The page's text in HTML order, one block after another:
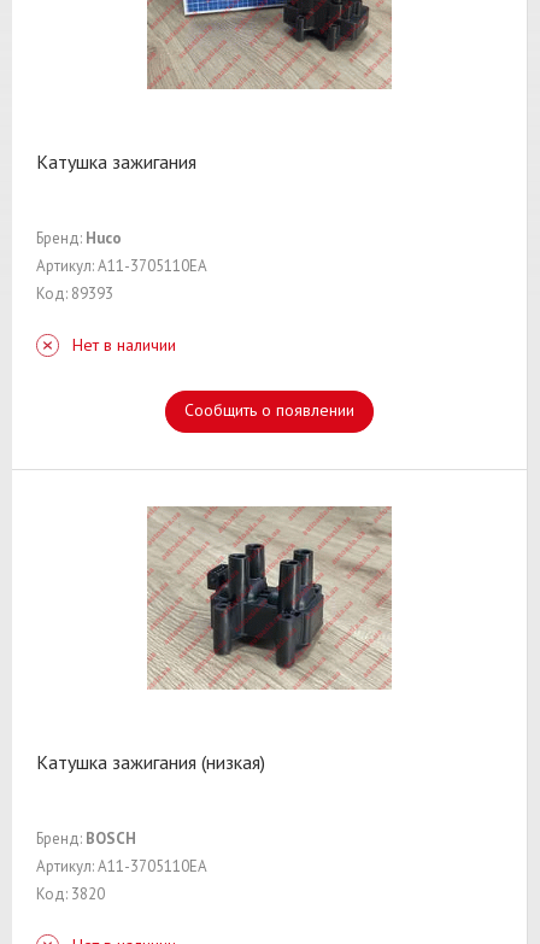
Катушка зажигания
Бренд: Huco
Артикул: A11-3705110EA
Код: 89393
Нет в наличии
Сообщить о появлении
Катушка зажигания (низкая)
Бренд: BOSCH
Артикул: A11-3705110EA
Код: 3820